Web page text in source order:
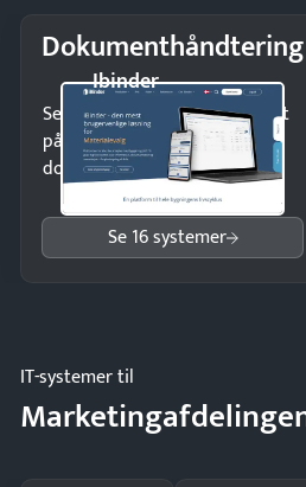
Dokumenthåndtering
Ibinder
Send kontrakter til underskrift
på minutter og mist ingen
dokumenter.
Se 16 systemer
IT-systemer til